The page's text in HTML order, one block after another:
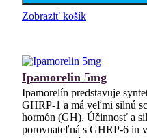
Zobraziť košík
Ipamorelin 5mg
Ipamorelín predstavuje
GHRP-1 a má veľmi silnú
hormón (GH). Účinnosť a
porovnateľná s GHRP-6 in